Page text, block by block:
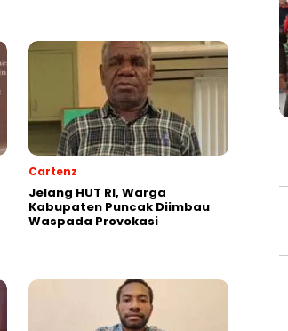
Cartenz
Jelang HUT RI, Warga
Kabupaten Puncak Diimbau
Waspada Provokasi